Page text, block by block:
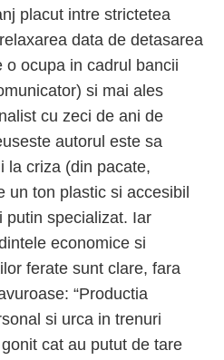
placut intre strictetea
data de detasarea
o ocupa in cadrul bancii
si mai ales
cu zeci de ani de
autorul este sa
la criza (din pacate,
un ton plastic si accesibil
putin specializat. Iar
economice si
ferate sunt clare, fara
“Productia
si urca in trenuri
cat au putut de tare